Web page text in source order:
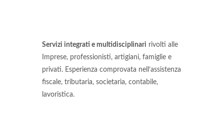
Servizi integrati e multidisciplinari rivolti alle
Imprese, professionisti, artigiani, famiglie e
privati. Esperienza comprovata nell’assistenza
fiscale, tributaria, societaria, contabile,
lavoristica.